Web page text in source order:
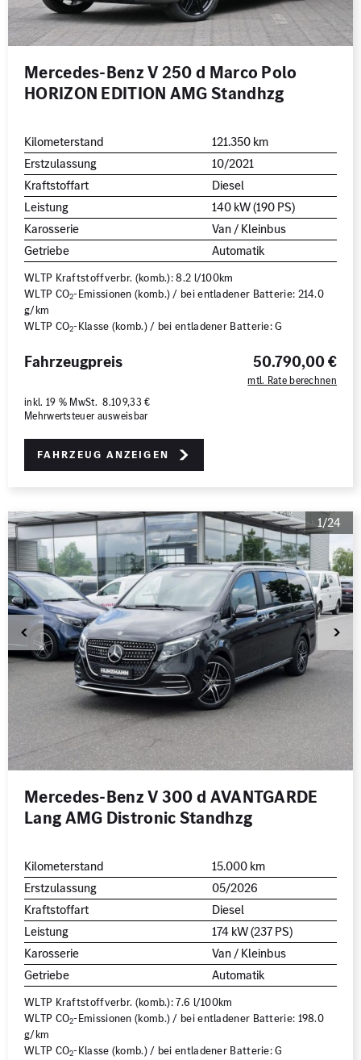
Mercedes-Benz V 250 d Marco Polo
HORIZON EDITION AMG Standhzg
Kilometerstand
121.350 km
Erstzulassung
10/2021
Kraftstoffart
Diesel
Leistung
140 kW (190 PS)
Karosserie
Van / Kleinbus
Getriebe
Automatik
WLTP Kraftstoffverbr. (komb.): 8.2 l/100km
WLTP CO2-Emissionen (komb.) / bei entladener Batterie: 214.0
g/km
WLTP CO2-Klasse (komb.) / bei entladener Batterie: G
50.790,00 €
mtl. Rate berechnen
Fahrzeugpreis
inkl. 19 % MwSt. 8.109,33 €
Mehrwertsteuer ausweisbar
Fahrzeug anzeigen
1/24
Mercedes-Benz V 300 d AVANTGARDE
Lang AMG Distronic Standhzg
Kilometerstand
15.000 km
Erstzulassung
05/2026
Kraftstoffart
Diesel
Leistung
174 kW (237 PS)
Karosserie
Van / Kleinbus
Getriebe
Automatik
WLTP Kraftstoffverbr. (komb.): 7.6 l/100km
WLTP CO2-Emissionen (komb.) / bei entladener Batterie: 198.0
g/km
WLTP CO2-Klasse (komb.) / bei entladener Batterie: G